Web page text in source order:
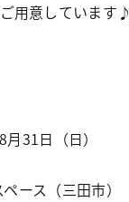
用意しています
31日（日）
ース（三田市）